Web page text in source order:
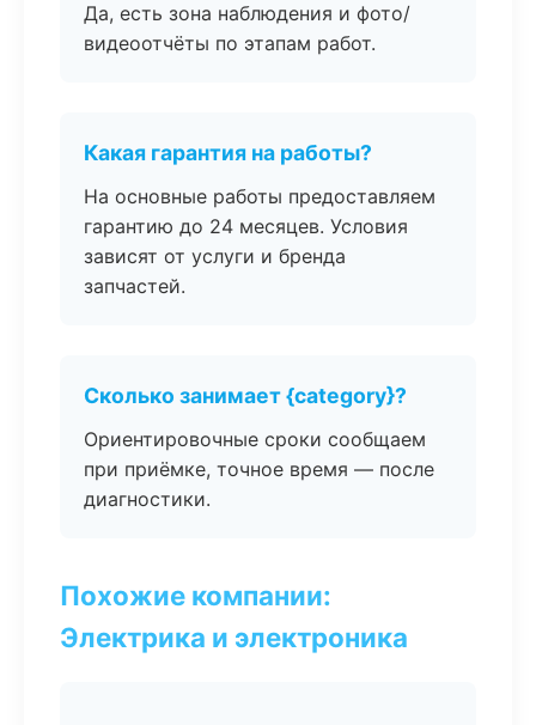
Да, есть зона наблюдения и фото/
видеоотчёты по этапам работ.
Какая гарантия на работы?
На основные работы предоставляем
гарантию до 24 месяцев. Условия
зависят от услуги и бренда
запчастей.
Сколько занимает {category}?
Ориентировочные сроки сообщаем
при приёмке, точное время — после
диагностики.
Похожие компании:
Электрика и электроника